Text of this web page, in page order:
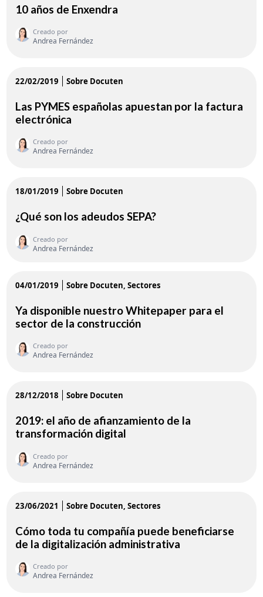
10 años de Enxendra
Creado por
Andrea Fernández
22/02/2019 Sobre Docuten
Las PYMES españolas apuestan por la factura
electrónica
Creado por
Andrea Fernández
18/01/2019 Sobre Docuten
¿Qué son los adeudos SEPA?
Creado por
Andrea Fernández
04/01/2019 Sobre Docuten Sectores
Ya disponible nuestro Whitepaper para el
sector de la construcción
Creado por
Andrea Fernández
28/12/2018 Sobre Docuten
2019: el año de afianzamiento de la
transformación digital
Creado por
Andrea Fernández
23/06/2021 Sobre Docuten Sectores
Cómo toda tu compañía puede beneficiarse
de la digitalización administrativa
Creado por
Andrea Fernández